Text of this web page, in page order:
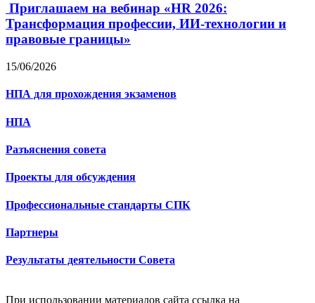
Приглашаем на вебинар «HR 2026:
Трансформация профессии, ИИ-технологии и
правовые границы»
15/06/2026
НПА для прохождения экзаменов
НПА
Разъяснения совета
Проекты для обсуждения
Профессиональные стандарты СПК
Партнеры
Результаты деятельности Совета
При использовании материалов сайта ссылка на